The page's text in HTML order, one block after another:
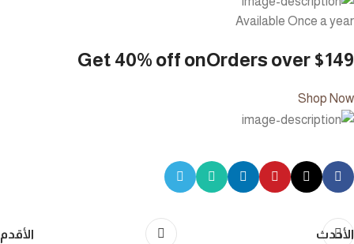
Available Once a year
Get 40% off onOrders over $149
Shop Now
الأحدث الأقدم